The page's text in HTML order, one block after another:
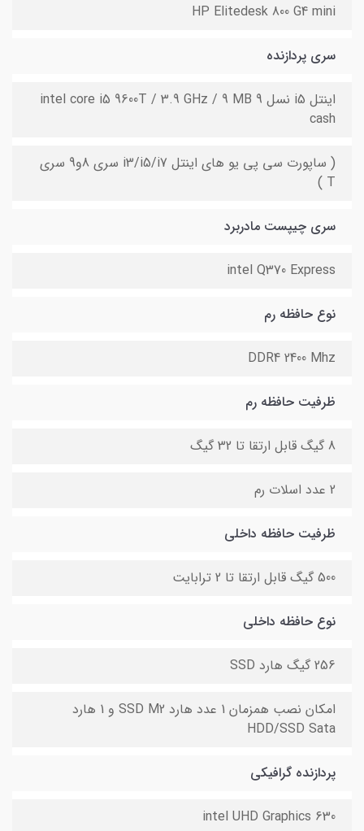
HP Elitedesk 800 G4 mini
سری پردازنده
اینتل i5 نسل 9 intel core i5 9600T / 3.9 GHz / 9 MB
cash
( ساپورت سی پی یو های اینتل i3/i5/i7 سری 8و9 سری
T )
سری چیپست مادربرد
intel Q370 Express
نوع حافظه رم
DDR4 2400 Mhz
ظرفیت حافظه رم
8 گیگ قابل ارتقا تا 32 گیگ
2 عدد اسلات رم
ظرفیت حافظه داخلی
500 گیگ قابل ارتقا تا 2 ترابایت
نوع حافظه داخلی
256 گیگ هارد SSD
امکان نصب همزمان 1 عدد هارد SSD M2 و 1 هارد
HDD/SSD Sata
پردازنده گرافیکی
intel UHD Graphics 630